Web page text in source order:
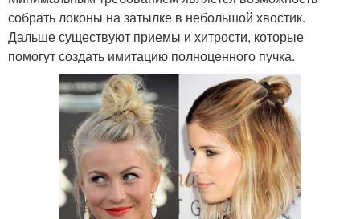
Пучок с сеточкой Пучок с бубликом
собрать локоны на затылке в небольшой хвостик.
Дальше существуют приемы и хитрости, которые
помогут создать имитацию полноценного пучка.